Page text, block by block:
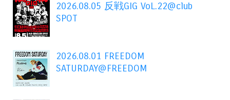
2026.08.05 反戦GIG VoL.22@club
SPOT
2026.08.01 FREEDOM
SATURDAY@FREEDOM